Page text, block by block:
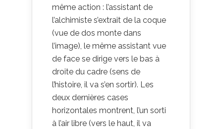
même action : l’assistant de
l’alchimiste s’extrait de la coque
(vue de dos monte dans
l’image), le même assistant vue
de face se dirige vers le bas à
droite du cadre (sens de
l’histoire, il va s’en sortir). Les
deux dernières cases
horizontales montrent, l’un sorti
à l’air libre (vers le haut, il va